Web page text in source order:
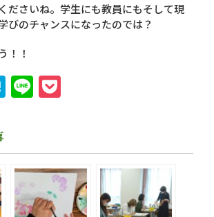
ださいね。学生にも教員にもそして現
びのチャンスになったのでは？
！！
Hatena
Line